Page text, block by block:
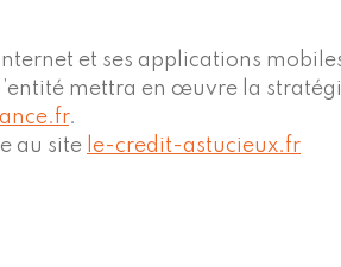
et ses applications
mettra en œuvre la
.
au site le-credit-astucieux.fr